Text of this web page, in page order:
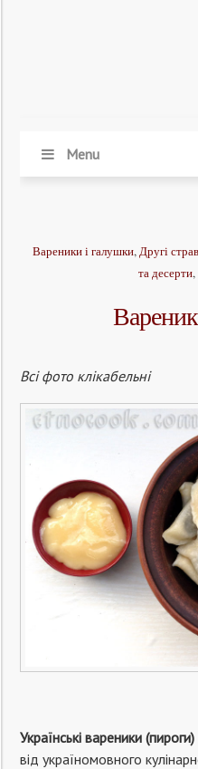
Menu
Вареники і галушки,Другі
та десерти,
Всі фото клікабельні
Українські вареники
від україномовного